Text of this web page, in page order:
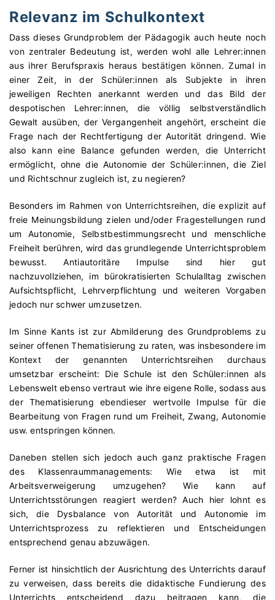
Relevanz im Schulkontext
Dass dieses Grundproblem der Pädagogik auch heute noch
von zentraler Bedeutung ist, werden wohl alle Lehrer:innen
aus ihrer Berufspraxis heraus bestätigen können. Zumal in
einer Zeit, in der Schüler:innen als Subjekte in ihren
jeweiligen Rechten anerkannt werden und das Bild der
despotischen Lehrer:innen, die völlig selbstverständlich
Gewalt ausüben, der Vergangenheit angehört, erscheint die
Frage nach der Rechtfertigung der Autorität dringend. Wie
also kann eine Balance gefunden werden, die Unterricht
ermöglicht, ohne die Autonomie der Schüler:innen, die Ziel
und Richtschnur zugleich ist, zu negieren?
Besonders im Rahmen von Unterrichtsreihen, die explizit auf
freie Meinungsbildung zielen und/oder Fragestellungen rund
um Autonomie, Selbstbestimmungsrecht und menschliche
Freiheit berühren, wird das grundlegende Unterrichtsproblem
bewusst. Antiautoritäre Impulse sind hier gut
nachzuvollziehen, im bürokratisierten Schulalltag zwischen
Aufsichtspflicht, Lehrverpflichtung und weiteren Vorgaben
jedoch nur schwer umzusetzen.
Im Sinne Kants ist zur Abmilderung des Grundproblems zu
seiner offenen Thematisierung zu raten, was insbesondere im
Kontext der genannten Unterrichtsreihen durchaus
umsetzbar erscheint: Die Schule ist den Schüler:innen als
Lebenswelt ebenso vertraut wie ihre eigene Rolle, sodass aus
der Thematisierung ebendieser wertvolle Impulse für die
Bearbeitung von Fragen rund um Freiheit, Zwang, Autonomie
usw. entspringen können.
Daneben stellen sich jedoch auch ganz praktische Fragen
des Klassenraummanagements: Wie etwa ist mit
Arbeitsverweigerung umzugehen? Wie kann auf
Unterrichtsstörungen reagiert werden? Auch hier lohnt es
sich, die Dysbalance von Autorität und Autonomie im
Unterrichtsprozess zu reflektieren und Entscheidungen
entsprechend genau abzuwägen.
Ferner ist hinsichtlich der Ausrichtung des Unterrichts darauf
zu verweisen, dass bereits die didaktische Fundierung des
Unterrichts entscheidend dazu beitragen kann, die